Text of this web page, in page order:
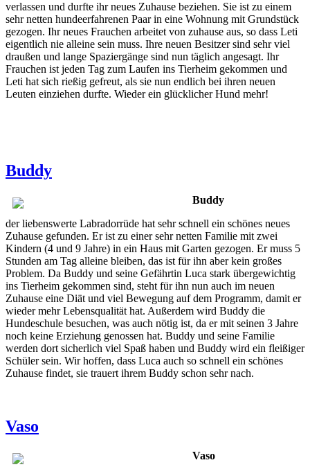
verlassen und durfte ihr neues Zuhause beziehen. Sie ist zu einem
sehr netten hundeerfahrenen Paar in eine Wohnung mit Grundstück
gezogen. Ihr neues Frauchen arbeitet von zuhause aus, so dass Leti
eigentlich nie alleine sein muss. Ihre neuen Besitzer sind sehr viel
draußen und lange Spaziergänge sind nun täglich angesagt. Ihr
Frauchen ist jeden Tag zum Laufen ins Tierheim gekommen und
Leti hat sich rießig gefreut, als sie nun endlich bei ihren neuen
Leuten einziehen durfte. Wieder ein glücklicher Hund mehr!
Buddy
Buddy
der liebenswerte Labradorrüde hat sehr schnell ein schönes neues
Zuhause gefunden. Er ist zu einer sehr netten Familie mit zwei
Kindern (4 und 9 Jahre) in ein Haus mit Garten gezogen. Er muss 5
Stunden am Tag alleine bleiben, das ist für ihn aber kein großes
Problem. Da Buddy und seine Gefährtin Luca stark übergewichtig
ins Tierheim gekommen sind, steht für ihn nun auch im neuen
Zuhause eine Diät und viel Bewegung auf dem Programm, damit er
wieder mehr Lebensqualität hat. Außerdem wird Buddy die
Hundeschule besuchen, was auch nötig ist, da er mit seinen 3 Jahre
noch keine Erziehung genossen hat. Buddy und seine Familie
werden dort sicherlich viel Spaß haben und Buddy wird ein fleißiger
Schüler sein. Wir hoffen, dass Luca auch so schnell ein schönes
Zuhause findet, sie trauert ihrem Buddy schon sehr nach.
Vaso
Vaso